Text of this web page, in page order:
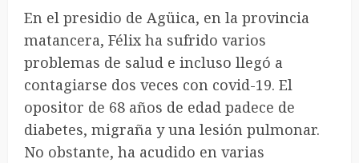
En el presidio de Agüica, en la provincia
matancera, Félix ha sufrido varios
problemas de salud e incluso llegó a
contagiarse dos veces con covid-19. El
opositor de 68 años de edad padece de
diabetes, migraña y una lesión pulmonar.
No obstante, ha acudido en varias